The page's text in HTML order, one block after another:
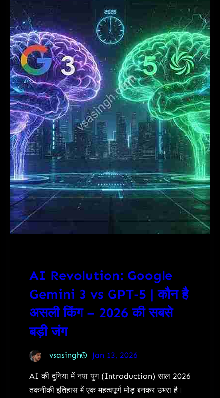
AI Revolution: Google
Gemini 3 vs GPT-5 | कौन है
असली किंग – 2026 की सबसे
बड़ी जंग
vsasingh Jan 13, 2026
AI की दुनिया में नया युग (Introduction) साल 2026
तकनीकी इतिहास में एक महत्वपूर्ण मोड़ बनकर उभरा है।